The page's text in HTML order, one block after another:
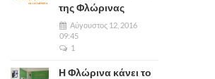
της Φλώρινας
Αύγουστος 12, 2016
09:45
1
Η Φλώρινα κάνει το